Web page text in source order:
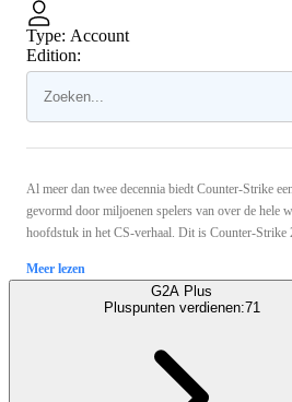
Type: Account
Edition:
Al meer dan twee decennia biedt Counter-Strike
gevormd door miljoenen spelers van over de hele
hoofdstuk in het CS-verhaal. Dit is Counter-Strike
Meer lezen
G2A Plus
Pluspunten verdienen:71